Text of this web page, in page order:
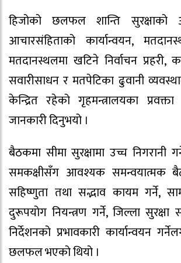
हिजोको छलफल शान्ति सुरक्षाको
आचारसंहिताको कार्यान्वयन,
मतदानस्थलमा खटिने निर्वाचन प्रहरी,
सवारीसाधन र मतपेटिका ढुवानी
केन्द्रित रहेको गृहमन्त्रालयका
जानकारी दिनुभयो ।
बैठकमा सीमा सुरक्षामा उच्च निगरानी
समकक्षीसँग आवश्यक समन्वयात्मक
सहिष्णुता तथा सद्भाव कायम गर्ने,
दुरूपयोग नियन्त्रण गर्ने, जिल्ला सुरक्षा
निर्देशनको प्रभावकारी कार्यान्वयन
छलफल भएको थियो ।